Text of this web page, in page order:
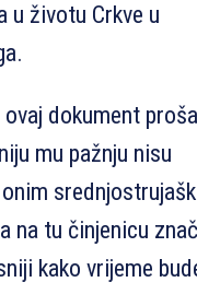
u životu Crkve u
dokument
mu pažnju nisu
na tu činjenicu
kako vrijeme